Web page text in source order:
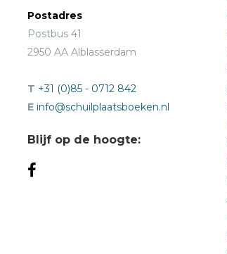
Postadres
Postbus 41
2950 AA Alblasserdam
T +31 (0)85 - 0712 842
E info@schuilplaatsboeken.nl
Blijf op de hoogte: